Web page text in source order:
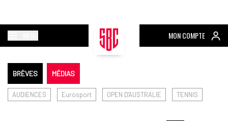
MON COMPTE
BRÈVES MÉDIAS
AUDIENCES Eurosport OPEN D'AUSTRALIE TENNIS